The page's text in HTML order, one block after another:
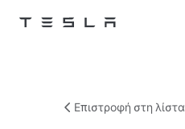
Tesla
Επιστροφή στη λίστα